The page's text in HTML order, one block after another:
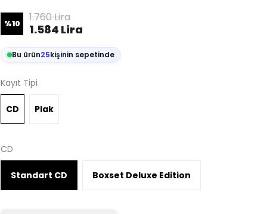
%10 1.760 Lira
1.584 Lira
Bu ürün25kişinin sepetinde
Kayıt Tipi
CD Plak
CD
Standart CD Boxset Deluxe Edition